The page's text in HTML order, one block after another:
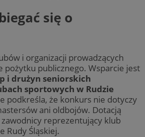
się o
i organizacji prowadzących
pożytku publicznego. Wsparcie jest
i drużyn seniorskich
sportowych w Rudzie
podkreśla, że konkurs nie dotyczy
ani oldbojów. Dotacją
reprezentujący klub
Rudy Śląskiej.